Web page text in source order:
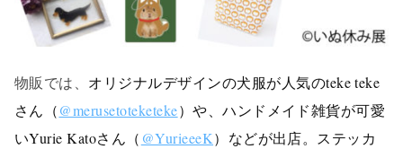
物販では、 オリジナルデザインの犬服が人気のteke teke
さん（@merusetoteketeke）や、ハンドメイド雑貨が可愛
いYurie Katoさん（ @YurieeeK）などが出店。ステッカ